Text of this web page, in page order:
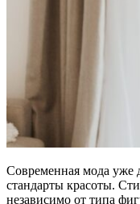
Современная мода уже
стандарты красоты.
независимо от типа